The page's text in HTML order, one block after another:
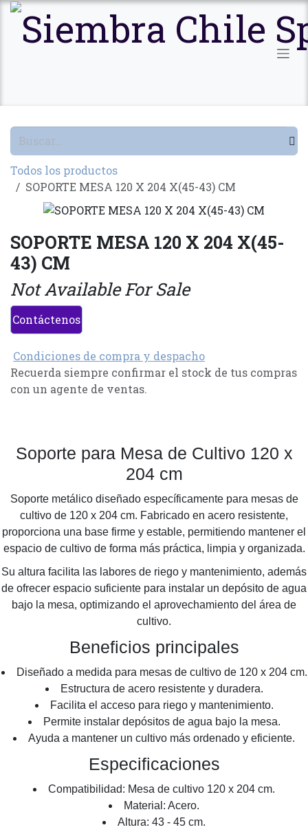
Ir al contenido
Todos los productos
SOPORTE MESA 120 X 204 X(45-43) CM
SOPORTE MESA 120 X 204 X(45-
43) CM
Not Available For Sale
Contáctenos
Condiciones de compra y despacho
Recuerda siempre confirmar el stock de tus compras
con un agente de ventas.
Soporte para Mesa de Cultivo 120 x
204 cm
Soporte metálico diseñado específicamente para mesas de
cultivo de 120 x 204 cm. Fabricado en acero resistente,
proporciona una base firme y estable, permitiendo mantener el
espacio de cultivo de forma más práctica, limpia y organizada.
Su altura facilita las labores de riego y mantenimiento, además
de ofrecer espacio suficiente para instalar un depósito de agua
bajo la mesa, optimizando el aprovechamiento del área de
cultivo.
Beneficios principales
Diseñado a medida para mesas de cultivo de 120 x 204 cm.
Estructura de acero resistente y duradera.
Facilita el acceso para riego y mantenimiento.
Permite instalar depósitos de agua bajo la mesa.
Ayuda a mantener un cultivo más ordenado y eficiente.
Especificaciones
Compatibilidad: Mesa de cultivo 120 x 204 cm.
Material: Acero.
Altura: 43 - 45 cm.